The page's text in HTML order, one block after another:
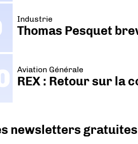
Industrie
Thomas Pesquet
Aviation Générale
REX : Retour sur la
newsletters gratuites